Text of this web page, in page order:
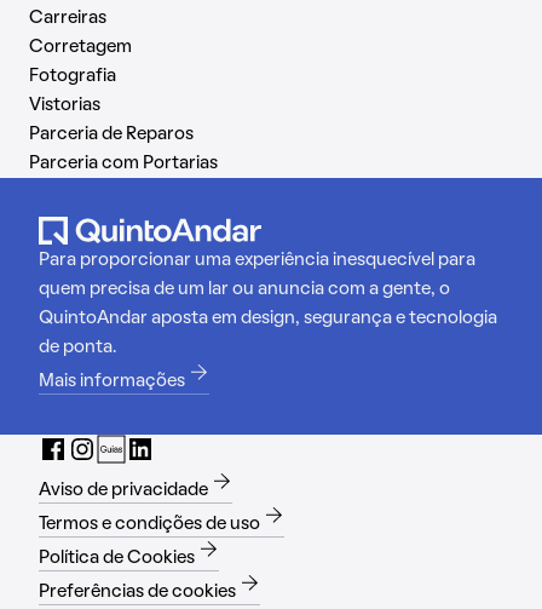
Carreiras
Corretagem
Fotografia
Vistorias
Parceria de Reparos
Parceria com Portarias
Para proporcionar uma experiência inesquecível para
quem precisa de um lar ou anuncia com a gente, o
QuintoAndar aposta em design, segurança e tecnologia
de ponta.
Mais informações
Aviso de privacidade
Termos e condições de uso
Política de Cookies
Preferências de cookies